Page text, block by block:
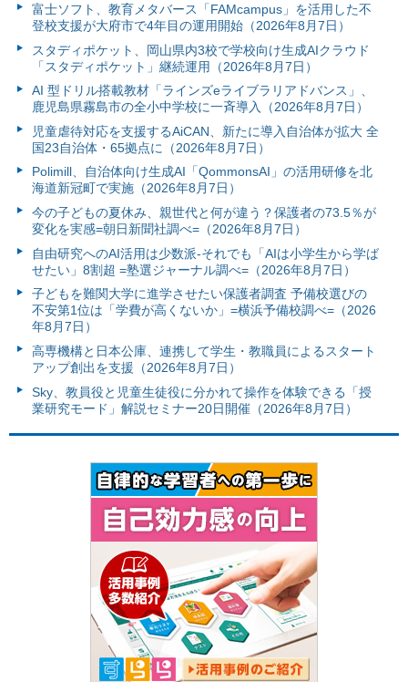
富⼠ソフト、教育メタバース「FAMcampus」を活用した不
登校支援が大府市で4年目の運用開始（2026年8月7日）
スタディポケット、岡山県内3校で学校向け生成AIクラウド
「スタディポケット」継続運用（2026年8月7日）
AI 型ドリル搭載教材「ラインズeライブラリアドバンス」、
鹿児島県霧島市の全小中学校に一斉導入（2026年8月7日）
児童虐待対応を支援するAiCAN、新たに導入自治体が拡大 全
国23自治体・65拠点に（2026年8月7日）
Polimill、自治体向け生成AI「QommonsAI」の活用研修を北
海道新冠町で実施（2026年8月7日）
今の子どもの夏休み、親世代と何が違う？保護者の73.5％が
変化を実感=朝日新聞社調べ=（2026年8月7日）
自由研究へのAI活用は少数派-それでも「AIは小学生から学ば
せたい」8割超 =塾選ジャーナル調べ=（2026年8月7日）
子どもを難関大学に進学させたい保護者調査 予備校選びの
不安第1位は「学費が高くないか」=横浜予備校調べ=（2026
年8月7日）
高専機構と日本公庫、連携して学生・教職員によるスタート
アップ創出を支援（2026年8月7日）
Sky、教員役と児童生徒役に分かれて操作を体験できる「授
業研究モード」解説セミナー20日開催（2026年8月7日）